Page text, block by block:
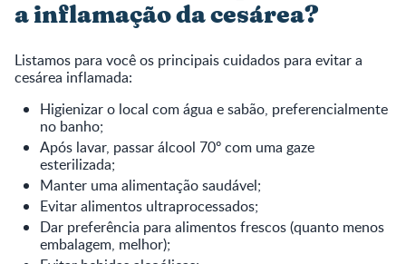
a inflamação da cesárea?
Listamos para você os principais cuidados para evitar a
cesárea inflamada:
Higienizar o local com água e sabão, preferencialmente
no banho;
Após lavar, passar álcool 70º com uma gaze
esterilizada;
Manter uma alimentação saudável;
Evitar alimentos ultraprocessados;
Dar preferência para alimentos frescos (quanto menos
embalagem, melhor);